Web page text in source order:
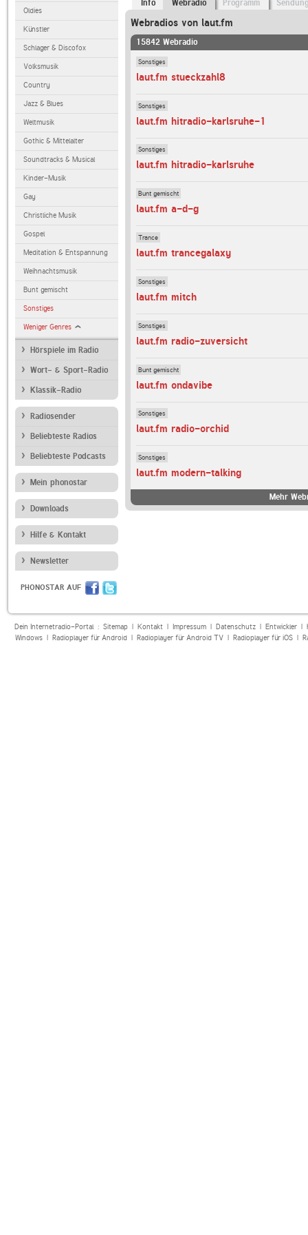
Oldies
Künstler
Schlager & Discofox
Volksmusik
Country
Jazz & Blues
Weltmusik
Gothic & Mittelalter
Soundtracks & Musical
Kinder-Musik
Gay
Christliche Musik
Gospel
Meditation & Entspannung
Weihnachtsmusik
Bunt gemischt
Sonstiges
Weniger Genres
Hörspiele im Radio
Wort- & Sport-Radio
Klassik-Radio
Radiosender
Beliebteste Radios
Beliebteste Podcasts
Mein phonostar
Downloads
Hilfe & Kontakt
Newsletter
PHONOSTAR AUF
Info Webradio Programm
Webradios von laut.fm
15842 Webradio
Sonstiges
laut.fm stueckzahl8
Sonstiges
laut.fm hitradio-karlsruhe-1
Sonstiges
laut.fm hitradio-karlsruhe
Bunt gemischt
laut.fm a-d-g
Trance
laut.fm trancegalaxy
Sonstiges
laut.fm mitch
Sonstiges
laut.fm radio-zuversicht
Bunt gemischt
laut.fm ondavibe
Sonstiges
laut.fm radio-orchid
Sonstiges
laut.fm modern-talking
Mehr
Dein Internetradio-Portal : Sitemap| Kontakt| Impressum| Datenschutz| Entwickler|
Windows| Radioplayer für Android| Radioplayer für Android TV| Radioplayer für iOS|